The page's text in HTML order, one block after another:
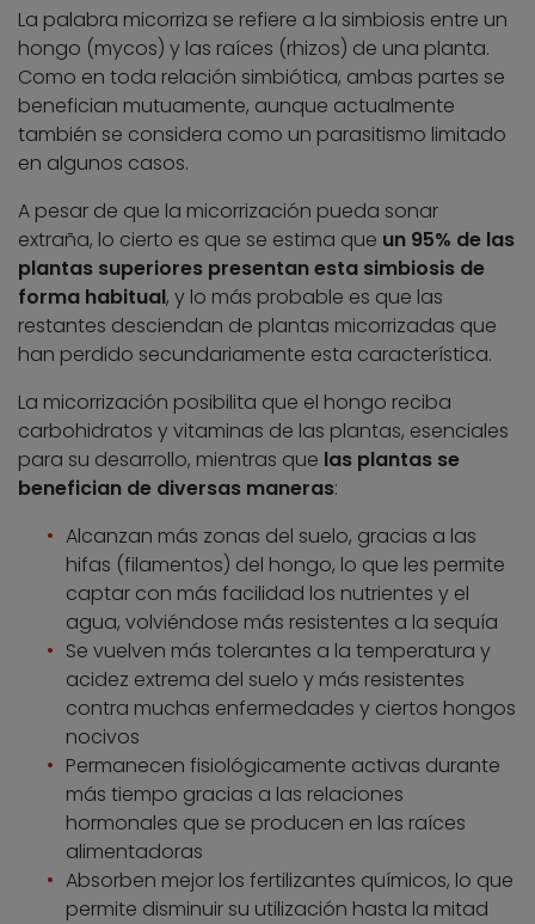
La palabra micorriza se refiere a la simbiosis entre un
hongo (mycos) y las raíces (rhizos) de una planta.
Como en toda relación simbiótica, ambas partes se
benefician mutuamente, aunque actualmente
también se considera como un parasitismo limitado
en algunos casos.
A pesar de que la micorrización pueda sonar
extraña, lo cierto es que se estima que un 95% de las
plantas superiores presentan esta simbiosis de
forma habitual, y lo más probable es que las
restantes desciendan de plantas micorrizadas que
han perdido secundariamente esta característica.
La micorrización posibilita que el hongo reciba
carbohidratos y vitaminas de las plantas, esenciales
para su desarrollo, mientras que las plantas se
benefician de diversas maneras:
Alcanzan más zonas del suelo, gracias a las
hifas (filamentos) del hongo, lo que les permite
captar con más facilidad los nutrientes y el
agua, volviéndose más resistentes a la sequía
Se vuelven más tolerantes a la temperatura y
acidez extrema del suelo y más resistentes
contra muchas enfermedades y ciertos hongos
nocivos
Permanecen fisiológicamente activas durante
más tiempo gracias a las relaciones
hormonales que se producen en las raíces
alimentadoras
Absorben mejor los fertilizantes químicos, lo que
permite disminuir su utilización hasta la mitad